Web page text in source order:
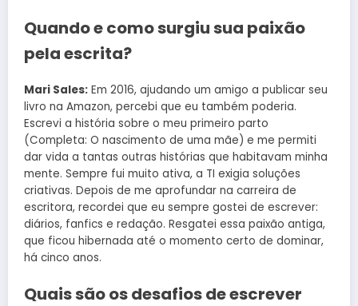
Quando e como surgiu sua paixão
pela escrita?
Mari Sales: Em 2016, ajudando um amigo a publicar seu
livro na Amazon, percebi que eu também poderia.
Escrevi a história sobre o meu primeiro parto
(Completa: O nascimento de uma mãe) e me permiti
dar vida a tantas outras histórias que habitavam minha
mente. Sempre fui muito ativa, a TI exigia soluções
criativas. Depois de me aprofundar na carreira de
escritora, recordei que eu sempre gostei de escrever:
diários, fanfics e redação. Resgatei essa paixão antiga,
que ficou hibernada até o momento certo de dominar,
há cinco anos.
Quais são os desafios de escrever